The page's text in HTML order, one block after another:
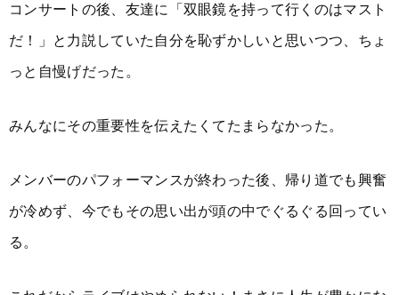
コンサートの後、友達に「双眼鏡を持って行くのはマスト
だ！」と力説していた自分を恥ずかしいと思いつつ、ちょ
っと自慢げだった。
みんなにその重要性を伝えたくてたまらなかった。
メンバーのパフォーマンスが終わった後、帰り道でも興奮
が冷めず、今でもその思い出が頭の中でぐるぐる回ってい
る。